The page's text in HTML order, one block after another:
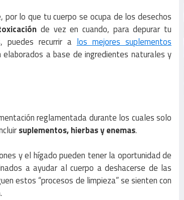
lo que tu cuerpo se ocupa de los desechos
de vez en cuando, para depurar tu
puedes recurrir a los mejores suplementos
a base de ingredientes naturales y
reglamentada durante los cuales solo
suplementos, hierbas y enemas.
y el hígado pueden tener la oportunidad de
a ayudar al cuerpo a deshacerse de las
estos “procesos de limpieza” se sienten con